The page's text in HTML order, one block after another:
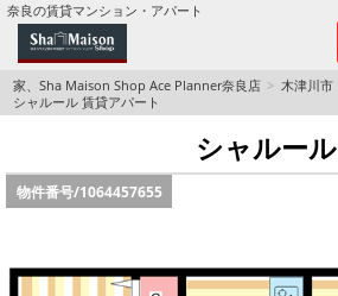
奈良の賃貸マンション・アパート
TOPページ
Foreigners welcome！
店長のおすすめ物件
家、Sha Maison Shop Ace Planner奈良店 木津川市
シャルール 賃貸アパート
シャルール
物件番号/1064457655